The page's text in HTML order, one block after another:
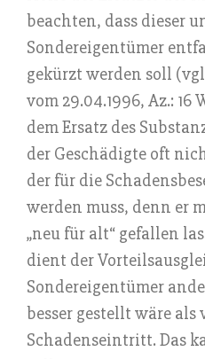
beachten, dass dieser
Sondereigentümer
gekürzt werden soll
vom 29.04.1996, Az.: 16
dem Ersatz des
der Geschädigte oft
der für die
werden muss, denn er
„neu für alt“ gefallen
dient der
Sondereigentümer
besser gestellt wäre als
Schadenseintritt. Das